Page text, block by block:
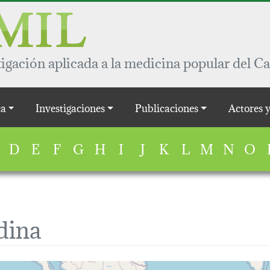
aplicada a la medicina popular del
Investigaciones Publicaciones Actores
D E F G H I J K L M N O